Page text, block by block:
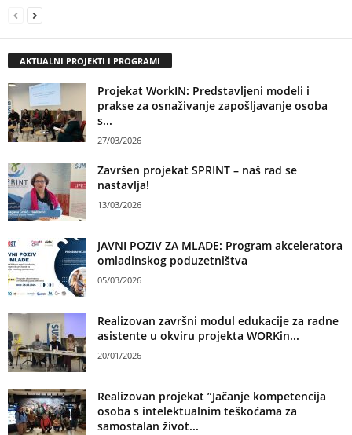
AKTUALNI PROJEKTI I PROGRAMI
Projekat WorkIN: Predstavljeni modeli i
prakse za osnaživanje zapošljavanje osoba
s...
27/03/2026
Završen projekat SPRINT – naš rad se
nastavlja!
13/03/2026
JAVNI POZIV ZA MLADE: Program akceleratora
omladinskog poduzetništva
05/03/2026
Realizovan završni modul edukacije za radne
asistente u okviru projekta WORKin...
20/01/2026
Realizovan projekat ”Jačanje kompetencija
osoba s intelektualnim teškoćama za
samostalan život...